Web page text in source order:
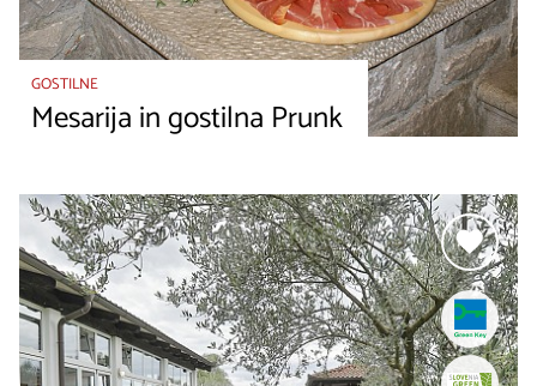
GOSTILNE
Mesarija in gostilna Prunk